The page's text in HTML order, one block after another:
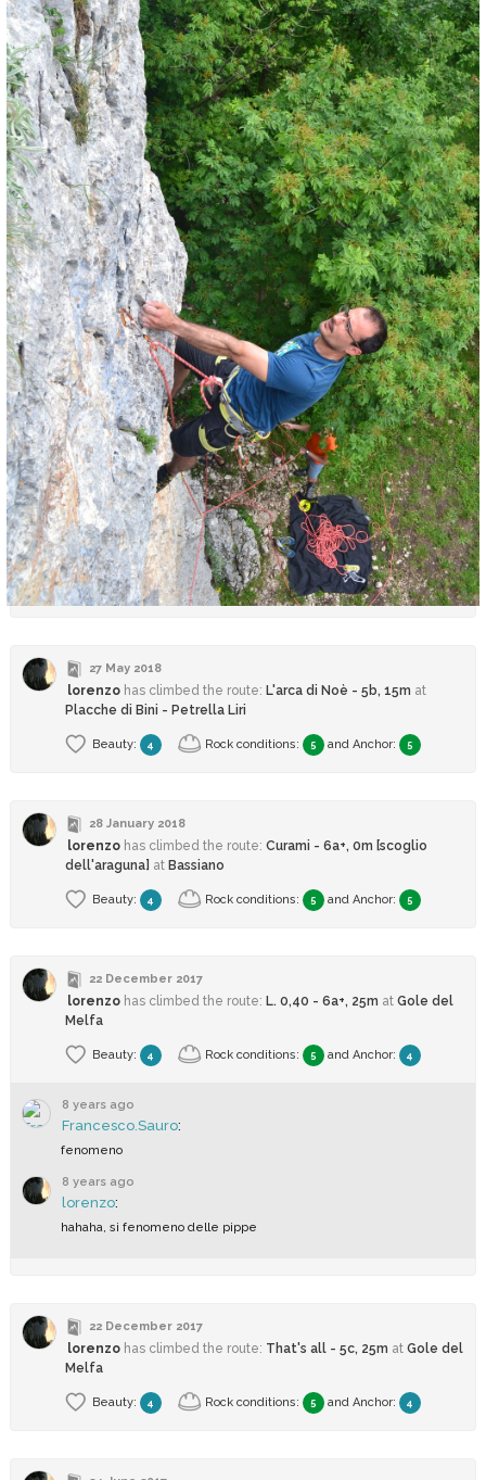
27 May 2018
lorenzo has climbed the route: L'arca di Noè - 5b, 15m at
Placche di Bini - Petrella Liri
Beauty: 4 Rock conditions: 5 and Anchor: 5
28 January 2018
lorenzo has climbed the route: Curami - 6a+, 0m [scoglio
dell'araguna] at Bassiano
Beauty: 4 Rock conditions: 5 and Anchor: 5
22 December 2017
lorenzo has climbed the route: L. 0,40 - 6a+, 25m at Gole del
Melfa
Beauty: 4 Rock conditions: 5 and Anchor: 4
8 years ago
Francesco.Sauro:
fenomeno
8 years ago
lorenzo:
hahaha, si fenomeno delle pippe
22 December 2017
lorenzo has climbed the route: That's all - 5c, 25m at Gole del
Melfa
Beauty: 4 Rock conditions: 5 and Anchor: 4